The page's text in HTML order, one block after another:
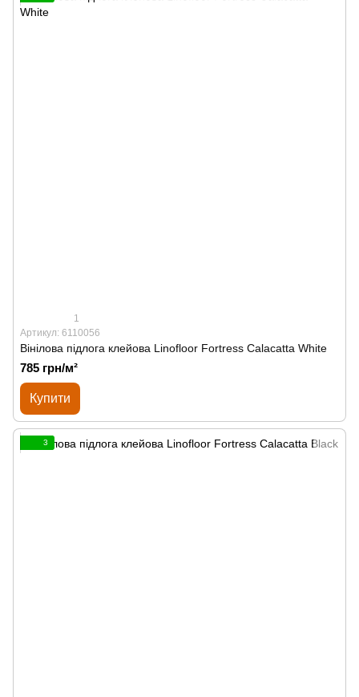
1
Артикул: 6110056
Вінілова підлога клейова Linofloor Fortress Calacatta White
785 грн/м²
Купити
3